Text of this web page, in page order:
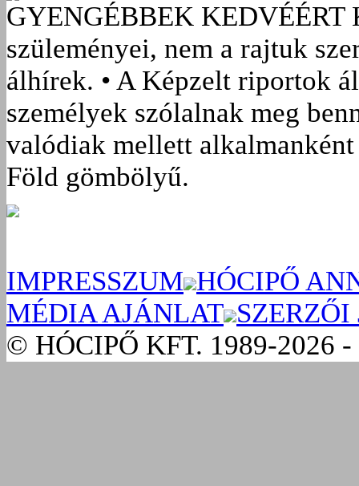
GYENGÉBBEK KEDVÉÉRT
szüleményei, nem a rajtuk
álhírek. • A Képzelt riportok
személyek szólalnak meg
valódiak mellett
Föld gömbölyű.
IMPRESSZUM HÓCIPŐ
MÉDIA AJÁNLAT SZERZŐI
© HÓCIPŐ KFT. 1989-2026